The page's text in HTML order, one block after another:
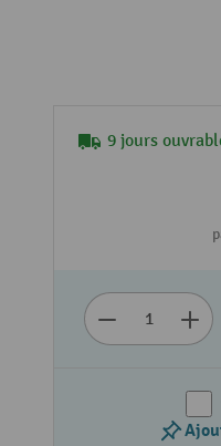
9 jours